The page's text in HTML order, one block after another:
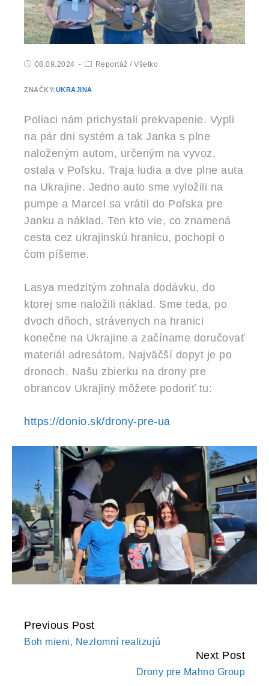
08.09.2024 Reportáž / Všetko
ZNAČKY:UKRAJINA
Poliaci nám prichystali prekvapenie. Vypli
na pár dni systém a tak Janka s plne
naloženým autom, určeným na vyvoz,
ostala v Poľsku. Traja ludia a dve plne auta
na Ukrajine. Jedno auto sme vyložili na
pumpe a Marcel sa vrátil do Poľska pre
Janku a náklad. Ten kto vie, co znamená
cesta cez ukrajinskú hranicu, pochopí o
čom píšeme.
Lasya medzitým zohnala dodávku, do
ktorej sme naložili náklad. Sme teda, po
dvoch dňoch, strávenych na hranici
konečne na Ukrajine a začíname doručovať
materiál adresátom. Najväčší dopyt je po
dronoch. Našu zbierku na drony pre
obrancov Ukrajiny môžete podoriť tu:
https://donio.sk/drony-pre-ua
CONTINUE
READING
Previous Post
Boh mieni, Nezlomní realizujú
Next Post
Drony pre Mahno Group